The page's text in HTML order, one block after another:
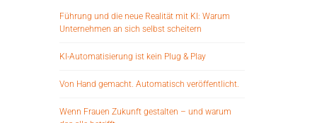
Führung und die neue Realität mit KI: Warum
Unternehmen an sich selbst scheitern
KI-Automatisierung ist kein Plug & Play
Von Hand gemacht. Automatisch veröffentlicht.
Wenn Frauen Zukunft gestalten – und warum